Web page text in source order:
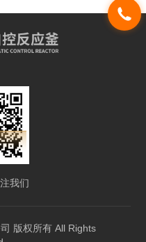
我们
版权所有 All Rights